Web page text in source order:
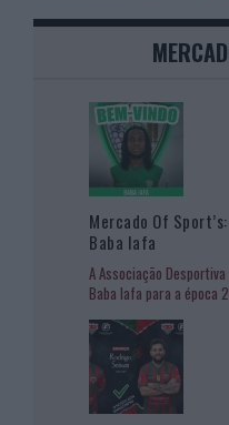
Mercado Of
Baba Iafa
A Associação
Baba Iafa para a época